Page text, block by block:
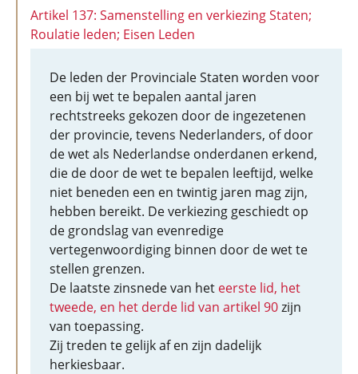
Artikel 137: Samenstelling en verkiezing Staten;
Roulatie leden; Eisen Leden
De leden der Provinciale Staten worden voor
een bij wet te bepalen aantal jaren
rechtstreeks gekozen door de ingezetenen
der provincie, tevens Nederlanders, of door
de wet als Nederlandse onderdanen erkend,
die de door de wet te bepalen leeftijd, welke
niet beneden een en twintig jaren mag zijn,
hebben bereikt. De verkiezing geschiedt op
de grondslag van evenredige
vertegenwoordiging binnen door de wet te
stellen grenzen.
De laatste zinsnede van het eerste lid, het
tweede, en het derde lid van artikel 90zijn
van toepassing.
Zij treden te gelijk af en zijn dadelijk
herkiesbaar.